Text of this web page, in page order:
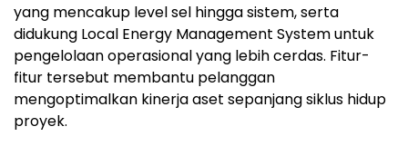
yang mencakup level sel hingga sistem, serta
didukung Local Energy Management System untuk
pengelolaan operasional yang lebih cerdas. Fitur-
fitur tersebut membantu pelanggan
mengoptimalkan kinerja aset sepanjang siklus hidup
proyek.